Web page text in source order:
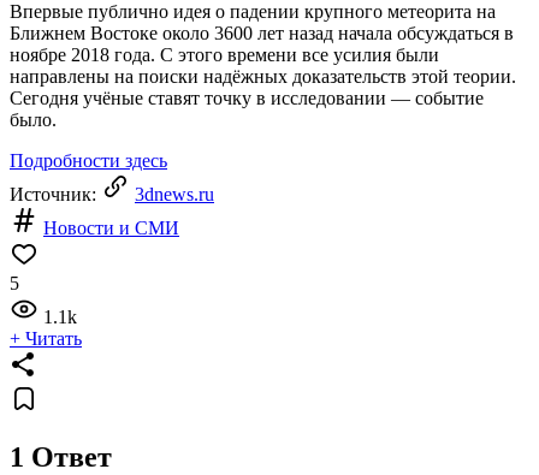
Впервые публично идея о падении крупного метеорита на
Ближнем Востоке около 3600 лет назад начала обсуждаться в
ноябре 2018 года. С этого времени все усилия были
направлены на поиски надёжных доказательств этой теории.
Сегодня учёные ставят точку в исследовании — событие
было.
Подробности здесь
Источник:
3dnews.ru
Новости и СМИ
5
1.1k
+ Читать
1 Ответ